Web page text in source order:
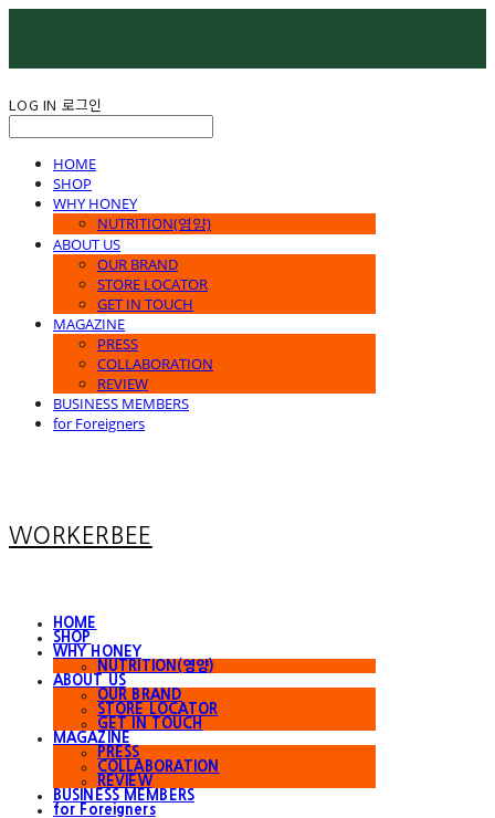
LOG IN 로그인
HOME
SHOP
WHY HONEY
NUTRITION(영양)
ABOUT US
OUR BRAND
STORE LOCATOR
GET IN TOUCH
MAGAZINE
PRESS
COLLABORATION
REVIEW
BUSINESS MEMBERS
for Foreigners
WORKERBEE
HOME
SHOP
WHY HONEY
NUTRITION(영양)
ABOUT US
OUR BRAND
STORE LOCATOR
GET IN TOUCH
MAGAZINE
PRESS
COLLABORATION
REVIEW
BUSINESS MEMBERS
for Foreigners